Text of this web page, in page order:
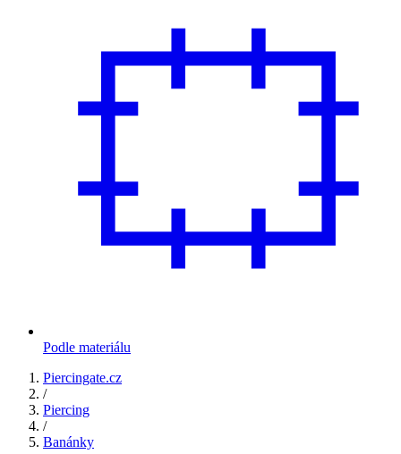
Podle materiálu
Piercingate.cz
/
Piercing
/
Banánky